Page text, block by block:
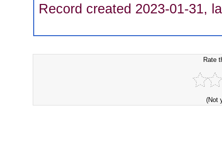
Record created 2023-01-31,
Rate
(Not